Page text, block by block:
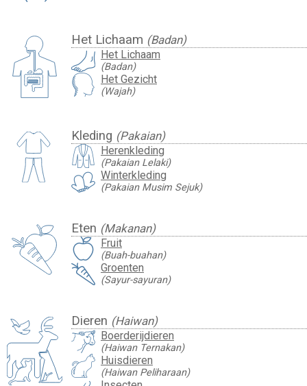
Het Lichaam (Badan)
Het Lichaam
(Badan)
Het Gezicht
(Wajah)
Kleding (Pakaian)
Herenkleding
(Pakaian Lelaki)
Winterkleding
(Pakaian Musim Sejuk)
Eten (Makanan)
Fruit
(Buah-buahan)
Groenten
(Sayur-sayuran)
Dieren (Haiwan)
Boerderijdieren
(Haiwan Ternakan)
Huisdieren
(Haiwan Peliharaan)